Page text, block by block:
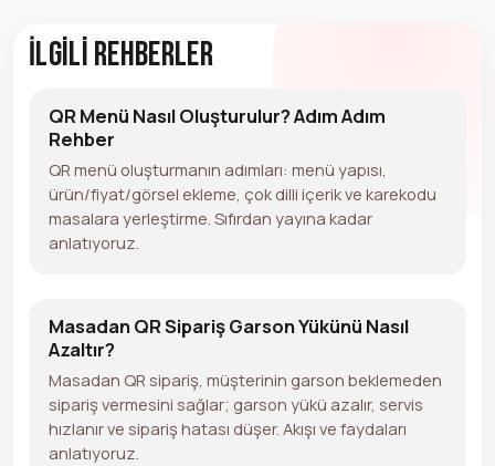
İlgili Rehberler
QR Menü Nasıl Oluşturulur? Adım Adım
Rehber
QR menü oluşturmanın adımları: menü yapısı,
ürün/fiyat/görsel ekleme, çok dilli içerik ve karekodu
masalara yerleştirme. Sıfırdan yayına kadar
anlatıyoruz.
Masadan QR Sipariş Garson Yükünü Nasıl
Azaltır?
Masadan QR sipariş, müşterinin garson beklemeden
sipariş vermesini sağlar; garson yükü azalır, servis
hızlanır ve sipariş hatası düşer. Akışı ve faydaları
anlatıyoruz.